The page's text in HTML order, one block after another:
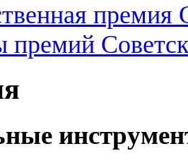
премий